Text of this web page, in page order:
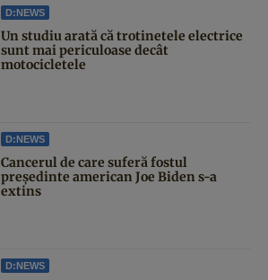
D:NEWS
Un studiu arată că trotinetele electrice
sunt mai periculoase decât
motocicletele
D:NEWS
Cancerul de care suferă fostul
președinte american Joe Biden s-a
extins
D:NEWS